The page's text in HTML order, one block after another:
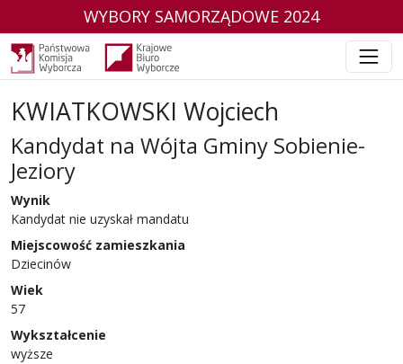
WYBORY SAMORZĄDOWE 2024
KWIATKOWSKI Wojciech
Kandydat na Wójta Gminy Sobienie-
Jeziory
w wyborach samorządowych w 2024 r.
Wynik
Kandydat nie uzyskał mandatu
Miejscowość zamieszkania
Dziecinów
Wiek
57
Wykształcenie
wyższe